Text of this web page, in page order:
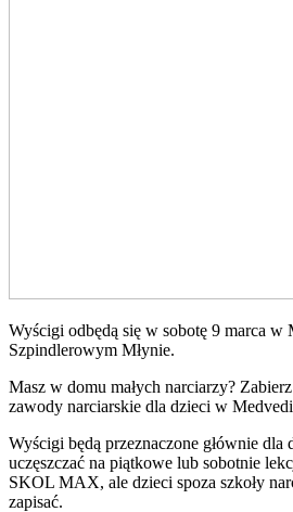
Wyścigi odbędą się w sobotę 9 marca w
Szpindlerowym Młynie.
Masz w domu małych narciarzy?
zawody narciarskie dla dzieci w
Wyścigi będą przeznaczone głównie dla
uczęszczać na piątkowe lub sobotnie
SKOL MAX, ale dzieci spoza szkoły
zapisać.